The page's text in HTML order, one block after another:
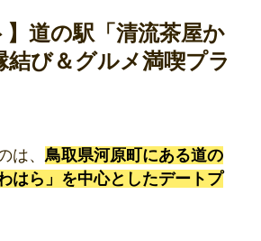
】道の駅「清流茶屋か
結び＆グルメ満喫プラ
は、 鳥取県河原町にある道の
はら」を中心としたデートプ